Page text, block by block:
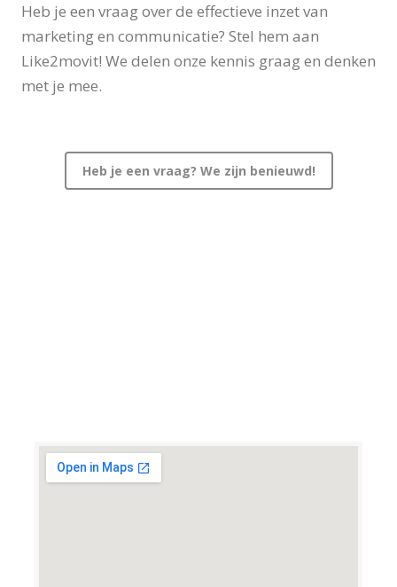
Heb je een vraag over de effectieve inzet van
marketing en communicatie? Stel hem aan
Like2movit! We delen onze kennis graag en denken
met je mee.
Heb je een vraag? We zijn benieuwd!